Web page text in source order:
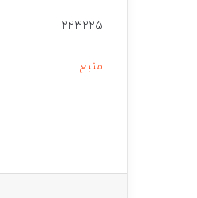
۲۲۳۲۲۵
منبع